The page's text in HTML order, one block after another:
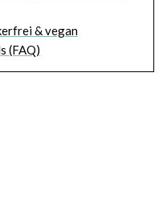
& vegan
(FAQ)